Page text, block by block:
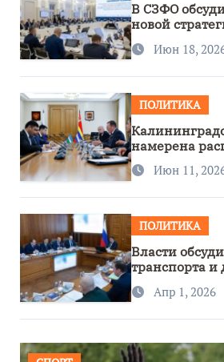
В СЗФО
новой
Июн 18,
ПОЛИТИКА
намерена
Июн 11,
ПОЛИТИКА
Власти
транспорта и
региона
Апр 1, 2026